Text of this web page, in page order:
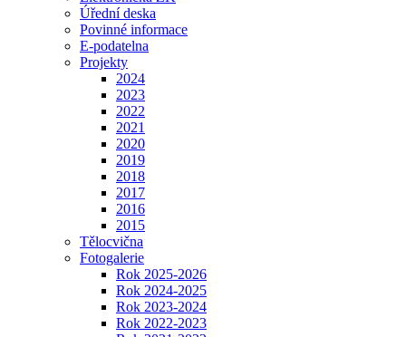
Úřední deska
Povinné informace
E-podatelna
Projekty
2024
2023
2022
2021
2020
2019
2018
2017
2016
2015
Tělocvična
Fotogalerie
Rok 2025-2026
Rok 2024-2025
Rok 2023-2024
Rok 2022-2023